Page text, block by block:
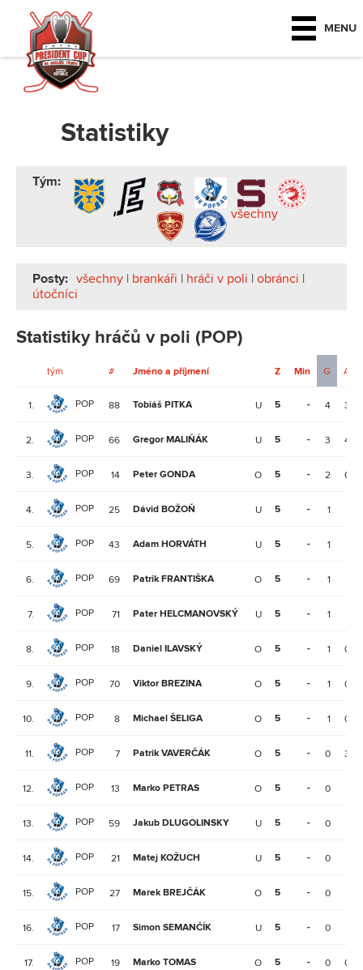
MENU
Statistiky
Tým:
všechny
Posty: všechny | brankáři | hráči v poli | obránci |
útočníci
Statistiky hráčů v poli (POP)
tým # Jméno a příjmení Z Min G A
1. POP 88 Tobiáš PITKA U 5 - 4 3
2. POP 66 Gregor MALIŇÁK U 5 - 3 4
3. POP 14 Peter GONDA O 5 - 2 0
4. POP 25 Dávid BOŽOŇ U 5 - 1
5. POP 43 Adam HORVÁTH U 5 - 1
6. POP 69 Patrik FRANTIŠKA O 5 - 1
7. POP 71 Pater HELCMANOVSKÝ U 5 - 1
8. POP 18 Daniel ILAVSKÝ O 5 - 1 0
9. POP 70 Viktor BREZINA O 5 - 1 0
10. POP 8 Michael ŠELIGA O 5 - 1 0
11. POP 7 Patrik VAVERČÁK O 5 - 0 3
12. POP 13 Marko PETRAS O 5 - 0
13. POP 59 Jakub DLUGOLINSKY U 5 - 0
14. POP 21 Matej KOŽUCH U 5 - 0
15. POP 27 Marek BREJČÁK O 5 - 0
16. POP 17 Simon SEMANČÍK U 5 - 0
17. POP 19 Marko TOMAS O 5 - 0 0